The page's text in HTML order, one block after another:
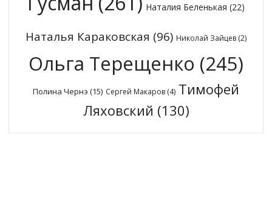
Наталия Беленькая (22)
Наталья Караковская (96) Николай Зайцев (2)
Ольга Терещенко (245)
Полина Чернэ (15) Сергей Макаров (4) Тимофей
Ляховский (130)